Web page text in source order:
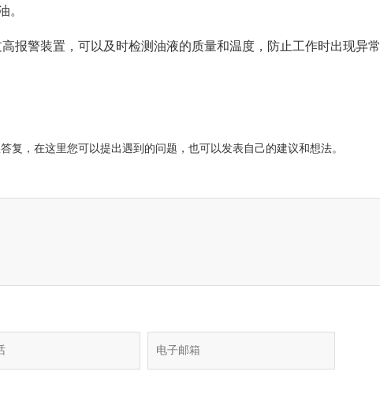
。
报警装置，可以及时检测油液的质量和温度，防止工作时出现异常
复，在这里您可以提出遇到的问题，也可以发表自己的建议和想法。